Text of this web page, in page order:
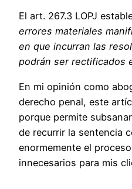
El art. 267.3 LOPJ
errores materiales
en que incurran las
podrán ser rectificados
En mi opinión como
derecho penal, este
porque permite
de recurrir la sentencia
enormemente el
innecesarios para mis